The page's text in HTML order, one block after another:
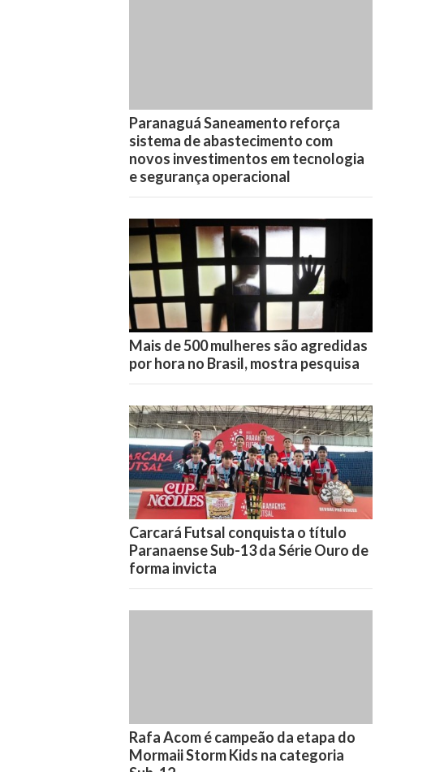
Paranaguá Saneamento reforça
sistema de abastecimento com
novos investimentos em tecnologia
e segurança operacional
Mais de 500 mulheres são agredidas
por hora no Brasil, mostra pesquisa
Carcará Futsal conquista o título
Paranaense Sub-13 da Série Ouro de
forma invicta
Rafa Acom é campeão da etapa do
Mormaii Storm Kids na categoria